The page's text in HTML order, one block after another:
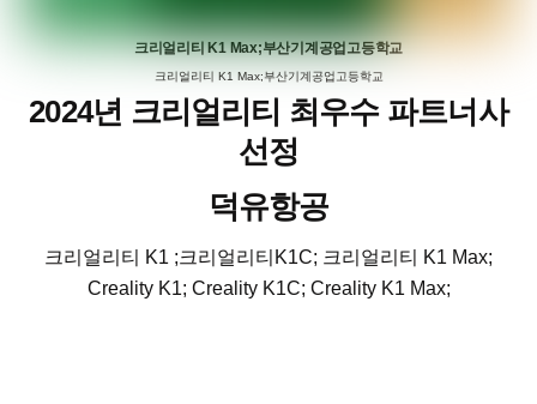
크리얼리티 K1 Max;부산기계공업고등학교
크리얼리티 K1 Max;부산기계공업고등학교
2024년 크리얼리티 최우수 파트너사
선정
덕유항공
크리얼리티 K1 ;크리얼리티K1C; 크리얼리티 K1 Max;
Creality K1; Creality K1C; Creality K1 Max;